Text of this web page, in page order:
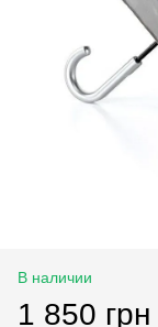
В наличии
1 850 грн